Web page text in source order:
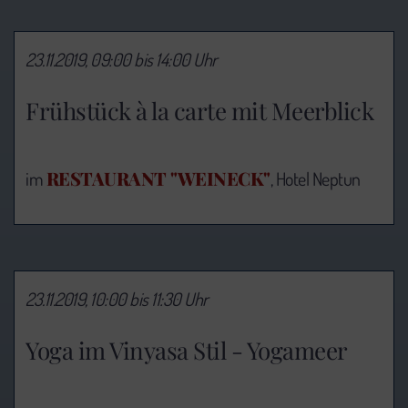
Frühstück à la carte mit Meerblick
23.11.2019, 09:00 bis 14:00 Uhr
imRESTAURANT "WEINECK", Hotel Neptun
Yoga im Vinyasa Stil - Yogameer
23.11.2019, 10:00 bis 11:30 Uhr